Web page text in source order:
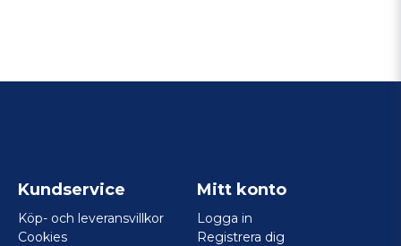
Kundservice
Köp- och leveransvillkor
Cookies
Mitt konto
Logga in
Registrera dig